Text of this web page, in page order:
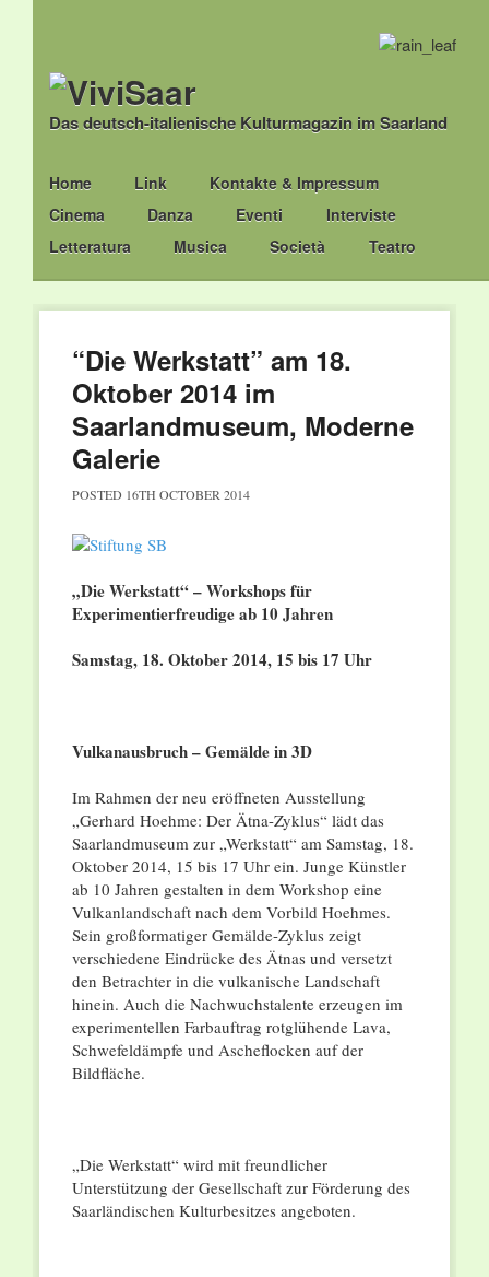
Das deutsch-italienische Kulturmagazin im Saarland
Main menu
Skip
to
content
Home Link
Kontakte & Impressum
Cinema
Danza Eventi
Interviste
Letteratura
Musica Società Teatro
“Die Werkstatt” am 18.
Oktober 2014 im
Saarlandmuseum, Moderne
Galerie
POSTED 16TH OCTOBER 2014
„Die Werkstatt“ – Workshops für
Experimentierfreudige ab 10 Jahren
Samstag, 18. Oktober 2014, 15 bis 17 Uhr
Vulkanausbruch – Gemälde in 3D
Im Rahmen der neu eröffneten Ausstellung
„Gerhard Hoehme: Der Ätna-Zyklus“ lädt das
Saarlandmuseum zur „Werkstatt“ am Samstag, 18.
Oktober 2014, 15 bis 17 Uhr ein. Junge Künstler
ab 10 Jahren gestalten in dem Workshop eine
Vulkanlandschaft nach dem Vorbild Hoehmes.
Sein großformatiger Gemälde-Zyklus zeigt
verschiedene Eindrücke des Ätnas und versetzt
den Betrachter in die vulkanische Landschaft
hinein. Auch die Nachwuchstalente erzeugen im
experimentellen Farbauftrag rotglühende Lava,
Schwefeldämpfe und Ascheflocken auf der
Bildfläche.
„Die Werkstatt“ wird mit freundlicher
Unterstützung der Gesellschaft zur Förderung des
Saarländischen Kulturbesitzes angeboten.